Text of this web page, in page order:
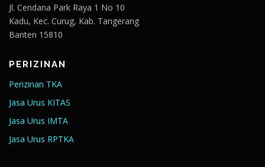
Jl. Cendana Park Raya 1 No 10
Kadu, Kec. Curug, Kab. Tangerang
Banten 15810
PERIZINAN
Perizinan TKA
Jasa Urus KITAS
Jasa Urus IMTA
Jasa Urus RPTKA